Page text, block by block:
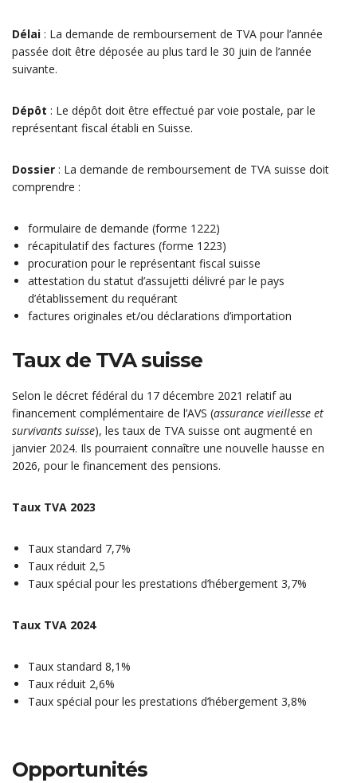
Délai : La demande de remboursement de TVA pour l’année
passée doit être déposée au plus tard le 30 juin de l’année
suivante.
Dépôt : Le dépôt doit être effectué par voie postale, par le
représentant fiscal établi en Suisse.
Dossier : La demande de remboursement de TVA suisse doit
comprendre :
formulaire de demande (forme 1222)
récapitulatif des factures (forme 1223)
procuration pour le représentant fiscal suisse
attestation du statut d’assujetti délivré par le pays
d’établissement du requérant
factures originales et/ou déclarations d’importation
Taux de TVA suisse
Selon le décret fédéral du 17 décembre 2021 relatif au
financement complémentaire de l’AVS (assurance vieillesse et
survivants suisse), les taux de TVA suisse ont augmenté en
janvier 2024. Ils pourraient connaître une nouvelle hausse en
2026, pour le financement des pensions.
Taux TVA 2023
Taux standard 7,7%
Taux réduit 2,5
Taux spécial pour les prestations d’hébergement 3,7%
Taux TVA 2024
Taux standard 8,1%
Taux réduit 2,6%
Taux spécial pour les prestations d’hébergement 3,8%
Opportunités